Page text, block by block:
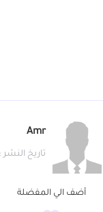
Amr
تاريخ النشر : 2025/09/27
أضف الي المفضلة